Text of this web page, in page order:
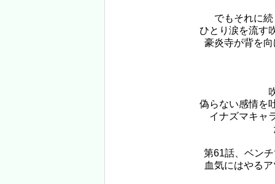
でもそれに
ひとり涙を流す
豪炎寺が背を
偽らない感情を
イナズマキャ
第61話、ベン
血気にはやる